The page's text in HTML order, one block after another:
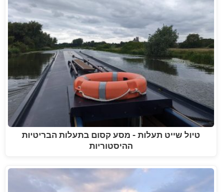
טיול שייט תעלות - מסע קסום בתעלות הבריטיות
ההיסטוריות